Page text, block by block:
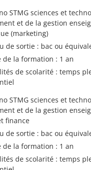
STMG sciences et
et de la gestion
(marketing)
de sortie : bac ou
de la formation : 1 an
de scolarité : temps
STMG sciences et
et de la gestion
finance
de sortie : bac ou
de la formation : 1 an
de scolarité : temps